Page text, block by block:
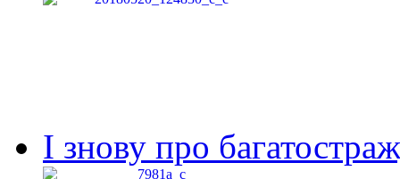
І знову про